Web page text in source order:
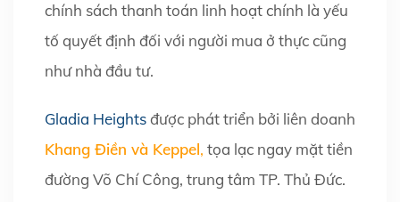
chính sách thanh toán linh hoạt chính là yếu
tố quyết định đối với người mua ở thực cũng
như nhà đầu tư.
Gladia Heightsđược phát triển bởi liên doanh
Khang Điền và Keppel, tọa lạc ngay mặt tiền
đường Võ Chí Công, trung tâm TP. Thủ Đức.